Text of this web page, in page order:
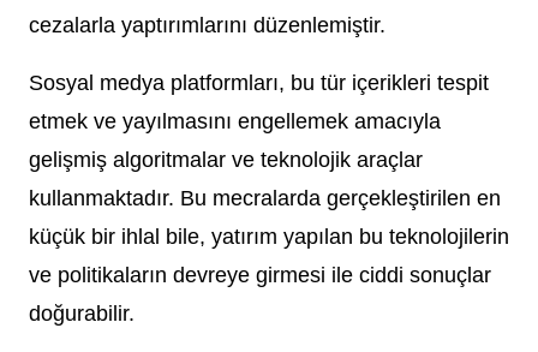
cezalarla yaptırımlarını düzenlemiştir.
Sosyal medya platformları, bu tür içerikleri tespit
etmek ve yayılmasını engellemek amacıyla
gelişmiş algoritmalar ve teknolojik araçlar
kullanmaktadır. Bu mecralarda gerçekleştirilen en
küçük bir ihlal bile, yatırım yapılan bu teknolojilerin
ve politikaların devreye girmesi ile ciddi sonuçlar
doğurabilir.